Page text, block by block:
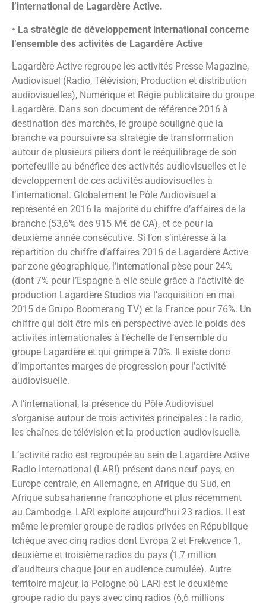
l’international de Lagardère Active.
• La stratégie de développement international concerne
l’ensemble des activités de Lagardère Active
Lagardère Active regroupe les activités Presse Magazine,
Audiovisuel (Radio, Télévision, Production et distribution
audiovisuelles), Numérique et Régie publicitaire du groupe
Lagardère. Dans son document de référence 2016 à
destination des marchés, le groupe souligne que la
branche va poursuivre sa stratégie de transformation
autour de plusieurs piliers dont le rééquilibrage de son
portefeuille au bénéfice des activités audiovisuelles et le
développement de ces activités audiovisuelles à
l’international. Globalement le Pôle Audiovisuel a
représenté en 2016 la majorité du chiffre d’affaires de la
branche (53,6% des 915 M€ de CA), et ce pour la
deuxième année consécutive. Si l’on s’intéresse à la
répartition du chiffre d’affaires 2016 de Lagardère Active
par zone géographique, l’international pèse pour 24%
(dont 7% pour l’Espagne à elle seule grâce à l’activité de
production Lagardère Studios via l’acquisition en mai
2015 de Grupo Boomerang TV) et la France pour 76%. Un
chiffre qui doit être mis en perspective avec le poids des
activités internationales à l’échelle de l’ensemble du
groupe Lagardère et qui grimpe à 70%. Il existe donc
d’importantes marges de progression pour l’activité
audiovisuelle.
A l’international, la présence du Pôle Audiovisuel
s’organise autour de trois activités principales : la radio,
les chaînes de télévision et la production audiovisuelle.
L’activité radio est regroupée au sein de Lagardère Active
Radio International (LARI) présent dans neuf pays, en
Europe centrale, en Allemagne, en Afrique du Sud, en
Afrique subsaharienne francophone et plus récemment
au Cambodge. LARI exploite aujourd’hui 23 radios. Il est
même le premier groupe de radios privées en République
tchèque avec cinq radios dont Evropa 2 et Frekvence 1,
deuxième et troisième radios du pays (1,7 million
d’auditeurs chaque jour en audience cumulée). Autre
territoire majeur, la Pologne où LARI est le deuxième
groupe radio du pays avec cinq radios (6,6 millions